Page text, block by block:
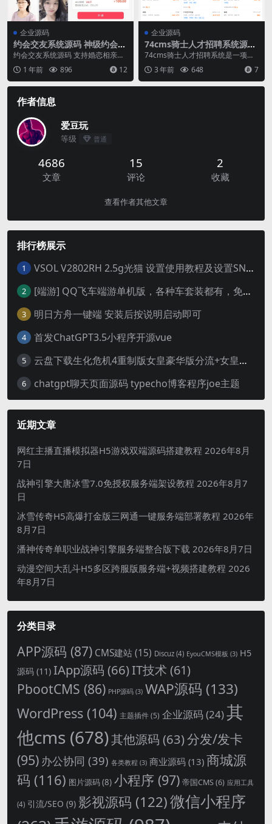
企业源码
约会交友系统源码 神级约会系
统 支持婚恋相亲、媒婆返利、
红娘系统、商城系统等
约会交友系统源码 支持婚恋相亲、
媒婆返利、红娘系统、商城系统
等。这款交友系统功能...
1 年前 896 12
企业源码
74cms骑士人才招聘系统源码
SE版 v3.16.0
74cms骑士人才招聘系统是一项基
于PHP+MYSQL为核心开发的一套
免费 + ...
3 年前 648 7
作者信息
爱豆玩
等级 普通
4686
文章
15
评论
2
收藏
查看作者其他文章
排行榜展示
1 VSOL V2802RH 2.5g光猫 设置使用教程及设置SN教程-附带稳定固件使用手册等
2 [端游] QQ飞车端游单机版，各种车套装都有，免虚拟机
3 明日方舟一键端 安装后按说明启动即可
4 首发ChatGPT3.5小程序开源vue
5 云盘下载生化危机4重制版女皇豪华版分流+女皇学习补丁+修改器 解压即玩【阿里云盘】
6 chatgpt聊天页面源码 typecho博客程序joe主题
近期文章
网红主播直播模拟器H5游戏双端源码搭建教程 2026年8月
7日
战神引擎大唐冰雪7.0免授权服务端架设教程 2026年8月7
日
冰雪传奇H5高爆打金版三网通一键服务端部署教程 2026年
8月7日
潘神传奇单职业战神引擎服务端整合版下载 2026年8月7日
动漫空间大乱斗H5多区跨服版服务端+视频搭建教程 2026
年8月7日
分类目录
APP源码 (87) CMS建站 (15) Discuz (4) EyouCMS模板 (3) H5
源码 (11) IApp源码 (66)IT技术 (61)
PbootCMS (86) PHP源码 (3) WAP源码 (133)
WordPress (104) 主题插件(5) 企业源码 (24)其
他cms (678)其他源码 (63)分发/发卡
(95) 办公协同 (39) 各类教程 (3) 商业源码 (13) 商城源
码 (116) 图片源码(8) 小程序 (97) 帝国CMS(6) 应用工具
(4) 引流/SEO (9) 影视源码 (122)微信小程序